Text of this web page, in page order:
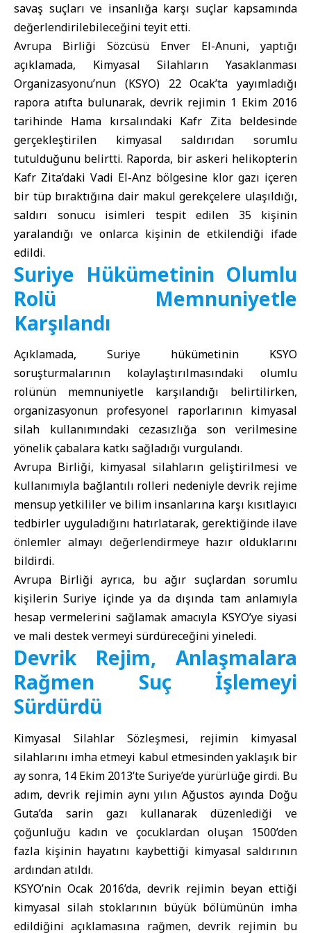
savaş suçları ve insanlığa karşı suçlar kapsamında
değerlendirilebileceğini teyit etti.
Avrupa Birliği Sözcüsü Enver El-Anuni, yaptığı
açıklamada, Kimyasal Silahların Yasaklanması
Organizasyonu’nun (KSYO) 22 Ocak’ta yayımladığı
rapora atıfta bulunarak, devrik rejimin 1 Ekim 2016
tarihinde Hama kırsalındaki Kafr Zita beldesinde
gerçekleştirilen kimyasal saldırıdan sorumlu
tutulduğunu belirtti. Raporda, bir askeri helikopterin
Kafr Zita’daki Vadi El-Anz bölgesine klor gazı içeren
bir tüp bıraktığına dair makul gerekçelere ulaşıldığı,
saldırı sonucu isimleri tespit edilen 35 kişinin
yaralandığı ve onlarca kişinin de etkilendiği ifade
edildi.
Suriye Hükümetinin Olumlu
Rolü Memnuniyetle
Karşılandı
Açıklamada, Suriye hükümetinin KSYO
soruşturmalarının kolaylaştırılmasındaki olumlu
rolünün memnuniyetle karşılandığı belirtilirken,
organizasyonun profesyonel raporlarının kimyasal
silah kullanımındaki cezasızlığa son verilmesine
yönelik çabalara katkı sağladığı vurgulandı.
Avrupa Birliği, kimyasal silahların geliştirilmesi ve
kullanımıyla bağlantılı rolleri nedeniyle devrik rejime
mensup yetkililer ve bilim insanlarına karşı kısıtlayıcı
tedbirler uyguladığını hatırlatarak, gerektiğinde ilave
önlemler almayı değerlendirmeye hazır olduklarını
bildirdi.
Avrupa Birliği ayrıca, bu ağır suçlardan sorumlu
kişilerin Suriye içinde ya da dışında tam anlamıyla
hesap vermelerini sağlamak amacıyla KSYO’ye siyasi
ve mali destek vermeyi sürdüreceğini yineledi.
Devrik Rejim, Anlaşmalara
Rağmen Suç İşlemeyi
Sürdürdü
Kimyasal Silahlar Sözleşmesi, rejimin kimyasal
silahlarını imha etmeyi kabul etmesinden yaklaşık bir
ay sonra, 14 Ekim 2013’te Suriye’de yürürlüğe girdi. Bu
adım, devrik rejimin aynı yılın Ağustos ayında Doğu
Guta’da sarin gazı kullanarak düzenlediği ve
çoğunluğu kadın ve çocuklardan oluşan 1500’den
fazla kişinin hayatını kaybettiği kimyasal saldırının
ardından atıldı.
KSYO’nin Ocak 2016’da, devrik rejimin beyan ettiği
kimyasal silah stoklarının büyük bölümünün imha
edildiğini açıklamasına rağmen, devrik rejimin bu